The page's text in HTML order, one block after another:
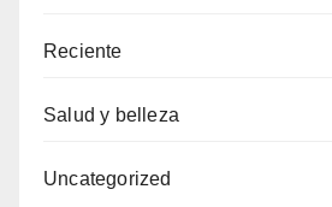
Reciente
Salud y belleza
Uncategorized